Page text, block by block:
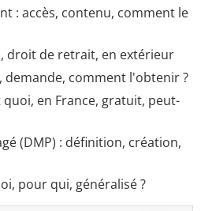
: accès, contenu, comment le
droit de retrait, en extérieur
demande, comment l'obtenir ?
quoi, en France, gratuit, peut-
(DMP) : définition, création,
pour qui, généralisé ?